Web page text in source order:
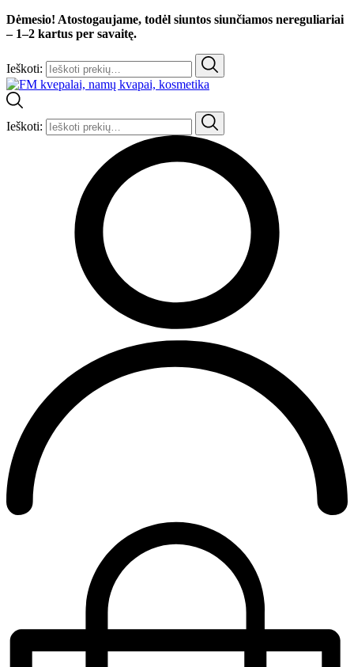
Dėmesio! Atostogaujame, todėl siuntos siunčiamos nereguliariai
– 1–2 kartus per savaitę.
Ieškoti:
Ieškoti: